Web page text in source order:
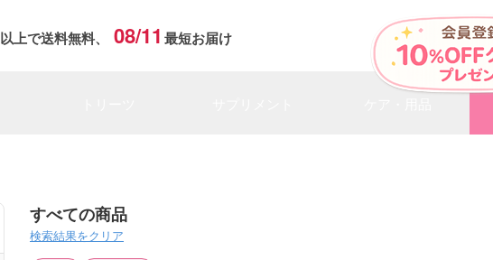
以上で送料無料、 08/11 最短お届け
すべての商品
検索結果をクリア